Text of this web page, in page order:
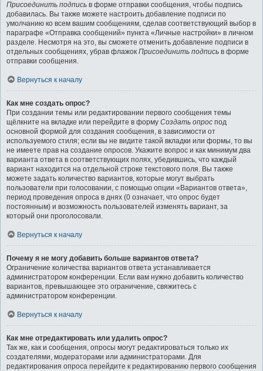
Присоединить подпись в форме отправки сообщения, чтобы подпись
добавилась. Вы также можете настроить добавление подписи по
умолчанию ко всем вашим сообщениям, сделав соответствующий выбор в
параграфе «Отправка сообщений» пункта «Личные настройки» в личном
разделе. Несмотря на это, вы сможете отменить добавление подписи в
отдельных сообщениях, убрав флажок Присоединить подпись в форме
отправки сообщения.
Вернуться к началу
Как мне создать опрос?
При создании темы или редактировании первого сообщения темы
щёлкните на вкладке или перейдите в форму Создать опрос под
основной формой для создания сообщения, в зависимости от
используемого стиля; если вы не видите такой вкладки или формы, то вы
не имеете прав на создание опросов. Укажите вопрос и как минимум два
варианта ответа в соответствующих полях, убедившись, что каждый
вариант находится на отдельной строке текстового поля. Вы также
можете задать количество вариантов, которые могут выбрать
пользователи при голосовании, с помощью опции «Вариантов ответа»,
период проведения опроса в днях (0 означает, что опрос будет
постоянным) и возможность пользователей изменять вариант, за
который они проголосовали.
Вернуться к началу
Почему я не могу добавить больше вариантов ответа?
Ограничение количества вариантов ответа устанавливается
администратором конференции. Если вам нужно добавить количество
вариантов, превышающее это ограничение, свяжитесь с
администратором конференции.
Вернуться к началу
Как мне отредактировать или удалить опрос?
Так же, как и сообщения, опросы могут редактироваться только их
создателями, модераторами или администраторами. Для
редактирования опроса перейдите к редактированию первого сообщения